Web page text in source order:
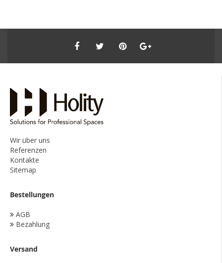
Wir über uns
Referenzen
Kontakte
Sitemap
Bestellungen
AGB
Bezahlung
Versand